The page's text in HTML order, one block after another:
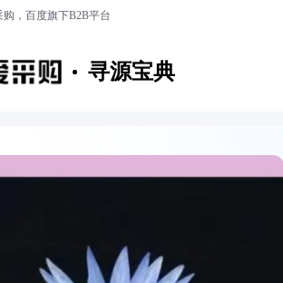
，百度旗下B2B平台
寻源宝典